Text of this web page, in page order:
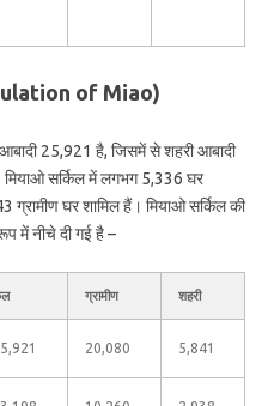
of Miao)
25,921 है, जिसमें से शहरी आबादी
सर्किल में लगभग 5,336 घर
ग्रामीण घर शामिल हैं। मियाओ सर्किल की
में नीचे दी गई है –
ग्रामीण शहरी
20,080 5,841